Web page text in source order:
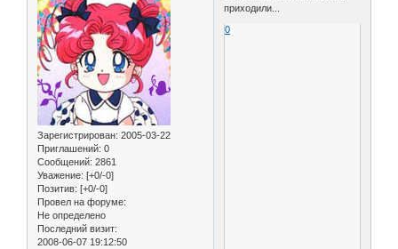
Зарегистрирован: 2005-03-22
Приглашений: 0
Сообщений: 2861
Уважение: [+0/-0]
Позитив: [+0/-0]
Провел на форуме:
Не определено
Последний визит:
2008-06-07 19:12:50
приходили...
0